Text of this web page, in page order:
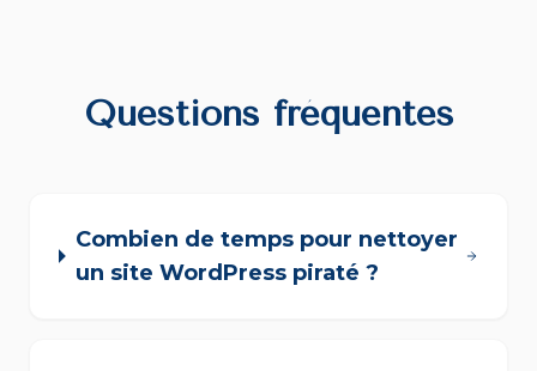
Questions fréquentes
Combien de temps pour nettoyer
un site WordPress piraté ?